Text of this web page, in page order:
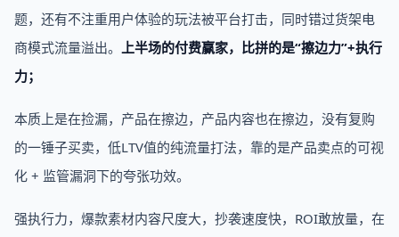
题，还有不注重用户体验的玩法被平台打击，同时错过货架电
商模式流量溢出。 上半场的付费赢家，比拼的是“擦边力”+执行
力；
本质上是在捡漏，产品在擦边，产品内容也在擦边，没有复购
的一锤子买卖，低LTV值的纯流量打法，靠的是产品卖点的可视
化 + 监管漏洞下的夸张功效。
强执行力，爆款素材内容尺度大，抄袭速度快，ROI敢放量，在